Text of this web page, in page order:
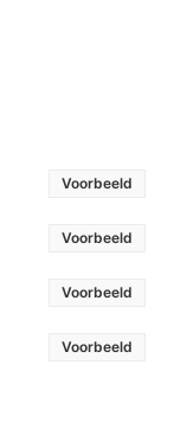
Voorbeeld
Voorbeeld
Voorbeeld
Voorbeeld